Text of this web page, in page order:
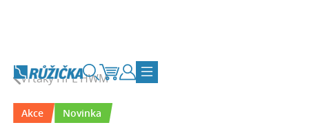
Vyhledávání
KošíkZákaznický účet
Přepnout navigaci
Vrtáky HPL HWM
Akce Novinka